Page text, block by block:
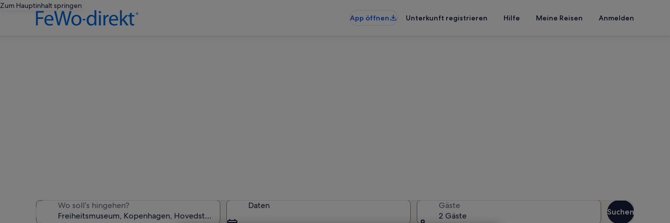
Zum Hauptinhalt springen
App öffnen
Unterkunft registrieren Hilfe Meine Reisen Anmelden
Wo soll’s hingehen? Daten
Gäste
2 Gäste
Suchen